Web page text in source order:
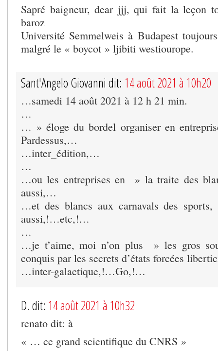
Sapré baigneur, dear jjj, qui fait la leçon
baroz
Université Semmelweis à Budapest
malgré le « boycot » ljibiti westiourope.
Sant'Angelo Giovanni dit: 14 août 2021 à 10h20
…samedi 14 août 2021 à 12 h 21 min.
…
… » éloge du bordel organiser en
Pardessus,…
…inter_édition,…
…
…ou les entreprises en » la traite des
aussi,…
…et des blancs aux carnavals des
aussi,!…etc,!…
…
…je t’aime, moi n’on plus » les gros
conquis par les secrets d’états forcées
…inter-galactique,!…Go,!…
D. dit: 14 août 2021 à 10h32
renato dit: à
« … ce grand scientifique du CNRS »